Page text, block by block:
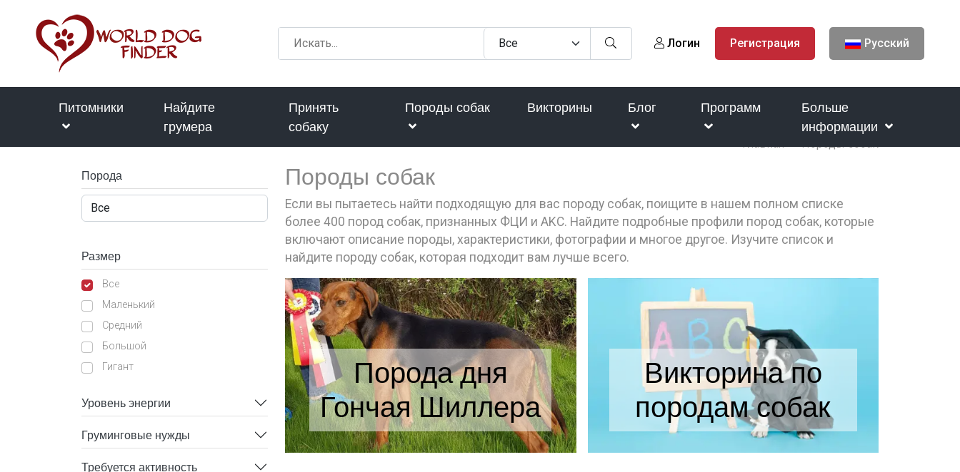
Логин Регистрация Русский
Питомники
Найдите
грумера
Принять
собаку
Породы собак Викторины Блог Программ
Больше
информации
Главная Породы собак
Порода
Размер
Все
Маленький
Средний
Большой
Гигант
Уровень энергии
Груминговые нужды
Требуется активность
Породы собак
Если вы пытаетесь найти подходящую для вас породу собак, поищите в нашем полном списке
более 400 пород собак, признанных ФЦИ и AKC. Найдите подробные профили пород собак, которые
включают описание породы, характеристики, фотографии и многое другое. Изучите список и
найдите породу собак, которая подходит вам лучше всего.
Порода дня
Гончая Шиллера
Викторина по
породам собак